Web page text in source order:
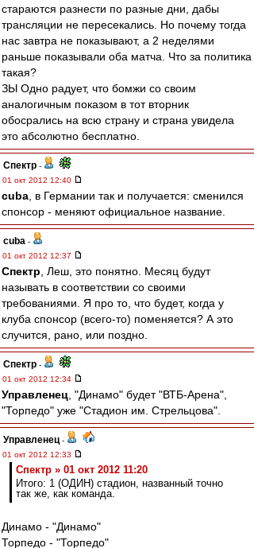
стараются разнести по разные дни, дабы
трансляции не пересекались. Но почему тогда
нас завтра не показывают, а 2 неделями
раньше показывали оба матча. Что за политика
такая?
ЗЫ Одно радует, что бомжи со своим
аналогичным показом в тот вторник
обосрались на всю страну и страна увидела
это абсолютно бесплатно.
Спектр -
01 окт 2012 12:40
cuba , в Германии так и получается: сменился
спонсор - меняют официальное название.
cuba -
01 окт 2012 12:37
Спектр , Леш, это понятно. Месяц будут
называть в соответствии со своими
требованиями. Я про то, что будет, когда у
клуба спонсор (всего-то) поменяется? А это
случится, рано, или поздно.
Спектр -
01 окт 2012 12:34
Управленец , "Динамо" будет "ВТБ-Арена",
"Торпедо" уже "Стадион им. Стрельцова".
Управленец -
01 окт 2012 12:33
Спектр » 01 окт 2012 11:20
Итого: 1 (ОДИН) стадион, названный точно
так же, как команда.
Динамо - "Динамо"
Торпедо - "Торпедо"